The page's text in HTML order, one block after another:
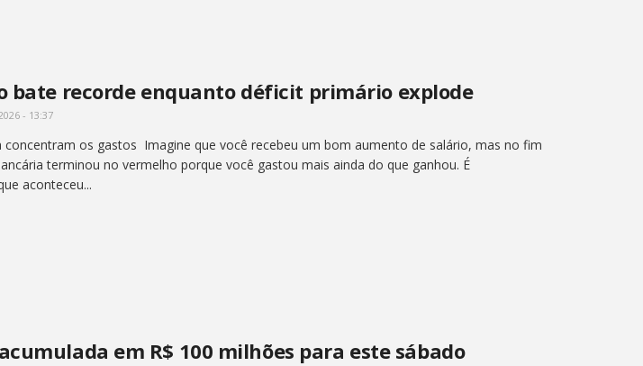
bate recorde enquanto déficit primário explode
- 13:37
concentram os gastos Imagine que você recebeu um bom aumento de salário, mas no fim
terminou no vermelho porque você gastou mais ainda do que ganhou. É
aconteceu...
em R$ 100 milhões para este sábado